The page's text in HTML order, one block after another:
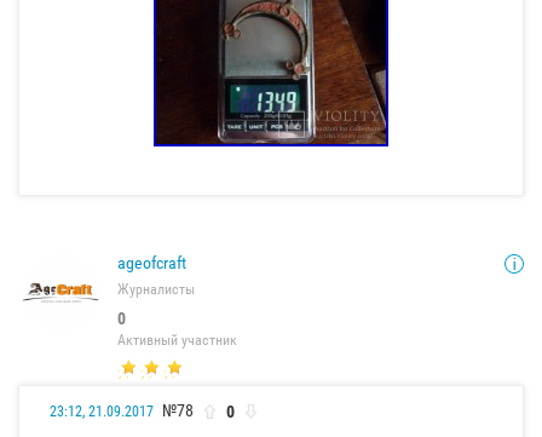
ageofcraft
Журналисты
0
Активный участник
23:12, 21.09.2017 №78 0